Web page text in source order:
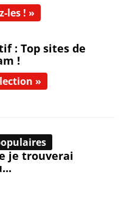
les ! »
: Top sites de
!
»
je trouverai